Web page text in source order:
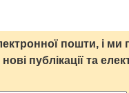
пошти, і ми
публікації та